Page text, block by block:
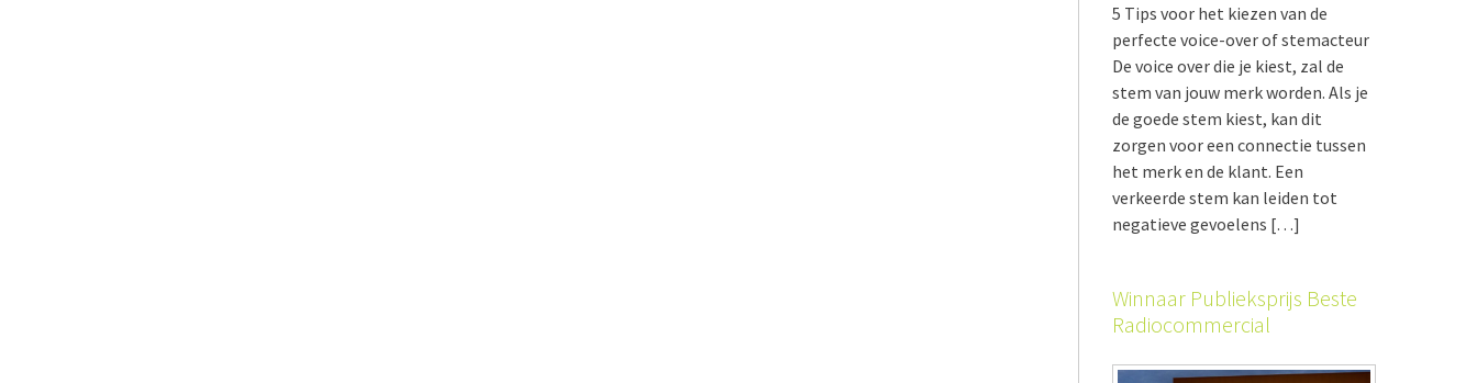
5 Tips voor het kiezen van de
perfecte voice-over of stemacteur
De voice over die je kiest, zal de
stem van jouw merk worden. Als je
de goede stem kiest, kan dit
zorgen voor een connectie tussen
het merk en de klant. Een
verkeerde stem kan leiden tot
negatieve gevoelens […]
Winnaar Publieksprijs Beste
Radiocommercial